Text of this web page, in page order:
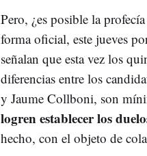
Pero, ¿es posible la
forma oficial, este jueves
señalan que esta vez los
diferencias entre los
y Jaume Collboni, son
logren establecer los
hecho, con el objeto de